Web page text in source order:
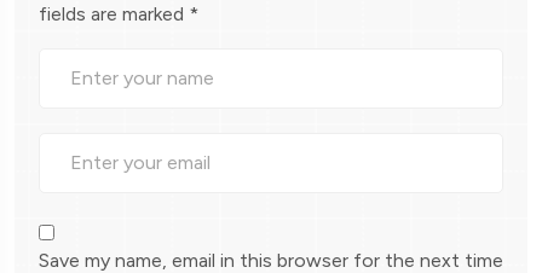
fields are marked *
Save my name, email in this browser for the next time